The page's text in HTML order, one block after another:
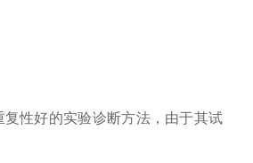
性好的实验诊断方法，由于其试